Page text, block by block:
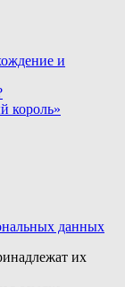
и
король»
данных
их